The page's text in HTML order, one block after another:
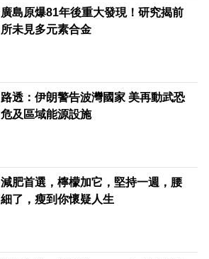
廣島原爆81年後重大發現！研究揭前
所未見多元素合金
路透：伊朗警告波灣國家 美再動武恐
危及區域能源設施
減肥首選，檸檬加它，堅持一週，腰
細了，瘦到你懷疑人生